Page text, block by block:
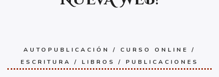
AUTOPUBLICACIÓN / CURSO ONLINE
/
ESCRITURA
/ LIBROS / PUBLICACIONES